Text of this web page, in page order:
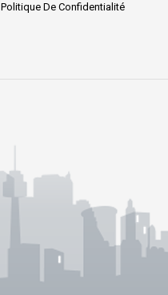
Politique De Confidentialité